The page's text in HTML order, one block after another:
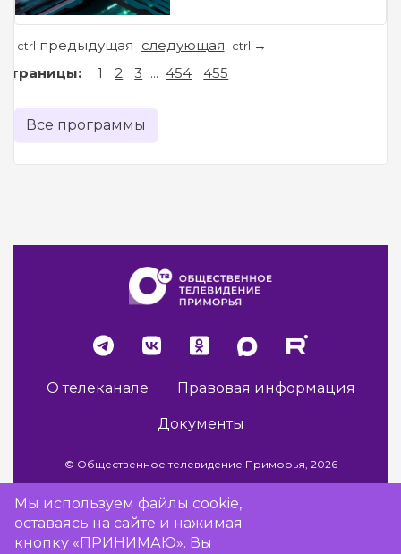
ctrl предыдущая следующая ctrl →
Страницы: 1 2 3 ... 454 455
Все программы
О телеканале Правовая информация
Документы
© Общественное телевидение Приморья, 2026
Разработка сайта -Vladweb
Мы используем файлы cookie,
оставаясь на сайте и нажимая
кнопку «ПРИНИМАЮ». Вы